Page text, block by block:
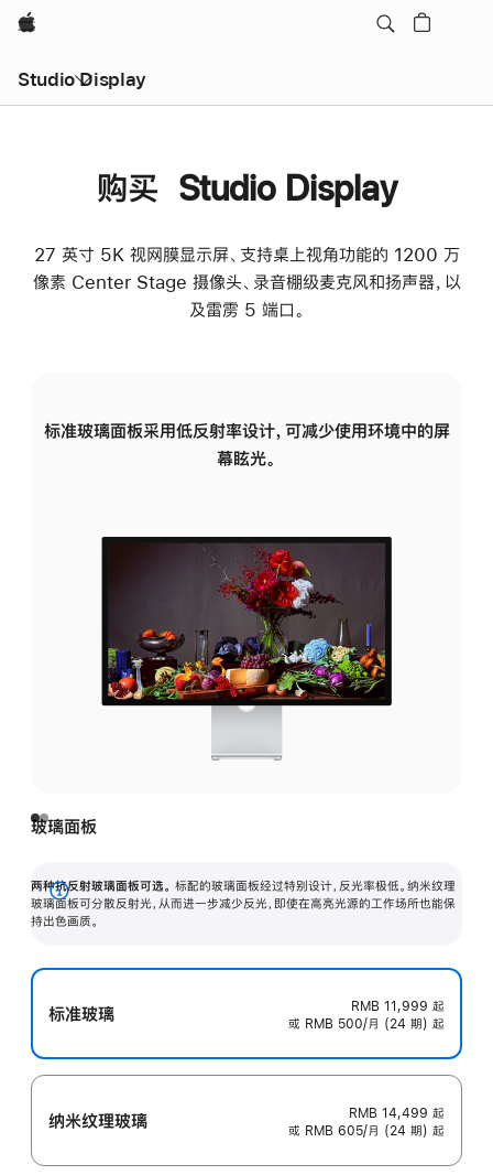
Apple
Studio Display
购买 Studio Display
27 英寸 5K 视网膜显示屏、支持桌上视角功能的 1200 万
像素 Center Stage 摄像头、录音棚级麦克风和扬声器，以
及雷雳 5 端口。
标准玻璃面板采用低反射率设计，可减少使用环境中的屏
幕眩光。
玻璃面板
两种抗反射玻璃面板可选。 标配的玻璃面板经过特别设计，反光率极低。纳米纹理
玻璃面板可分散反射光，从而进一步减少反光，即使在高亮光源的工作场所也能保
持出色画质。
展
开
标准玻璃 RMB 11,999 起
或 RMB 500/月 (24 期) 起
纳米纹理玻璃 RMB 14,499 起
或 RMB 605/月 (24 期) 起